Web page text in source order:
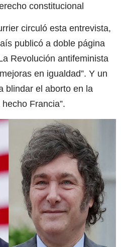
constitucional
circuló esta entrevista,
publicó a doble página
Revolución antifeminista
en igualdad”. Y un
blindar el aborto en la
Francia”.